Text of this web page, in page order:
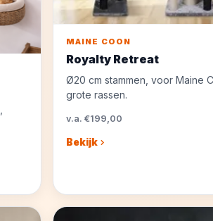
MAINE COON
Royalty Retreat
Ø20 cm stammen, voor Maine
grote rassen.
v.a. €199,00
Bekijk